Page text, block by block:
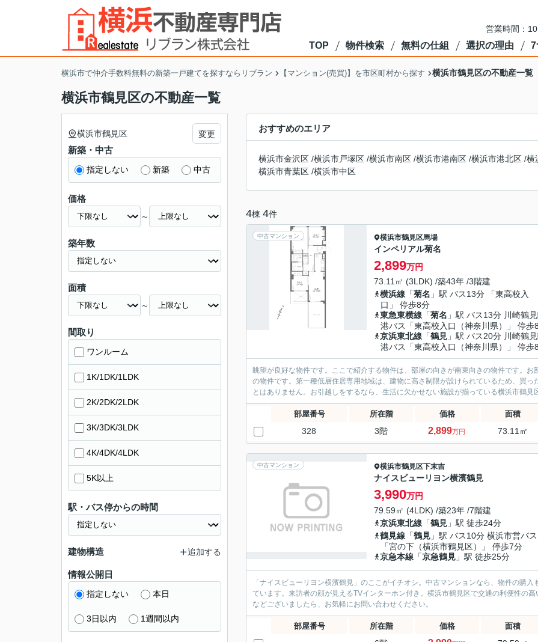
営業時間：
TOP 物件検索 無料の仕組 選択の理由 7
横浜市で仲介手数料無料の新築一戸建てを探すならリブラン 【マンション(売買)】を市区町村から探す 横浜市鶴見区の不動産一覧
横浜市鶴見区の不動産一覧
おすすめのエリア
横浜市金沢区 /横浜市戸塚区 /横浜市南区 /横浜市港南区 /横浜市港北区 /横
横浜市青葉区 /横浜市中区
4棟 4件
中古マンション 横浜市鶴見区馬場
インペリアル菊名
2,899万円
73.11㎡ (3LDK) /築43年 /3階建
横浜線 「菊名 」駅 バス13分 「東高校入
口」 停歩8分
東急東横線 「菊名 」駅 バス13分 川崎鶴
港バス「東高校入口（神奈川県）」 停歩
京浜東北線 「鶴見 」駅 バス20分 川崎鶴
港バス「東高校入口（神奈川県）」 停歩
眺望が良好な物件です。ここで紹介する物件は、部屋の向きが南東向きの物件です。
の物件です。第一種低層住居専用地域は、建物に高さ制限が設けられているため、買
とはありません。お引越しをするなら、生活に欠かせない施設が揃っている横浜市鶴
部屋番号 所在階 価格 面積
328 3階 2,899万円 73.11㎡
中古マンション 横浜市鶴見区下末吉
ナイスビューリヨン横濱鶴見
3,990万円
79.59㎡ (4LDK) /築23年 /7階建
京浜東北線 「鶴見 」駅 徒歩24分
鶴見線 「鶴見 」駅 バス10分 横浜市営バス
「宮の下（横浜市鶴見区）」 停歩7分
京急本線 「京急鶴見 」駅 徒歩25分
「ナイスビューリヨン横濱鶴見」のここがイチオシ。中古マンションなら、物件の購
ています。来訪者の顔が見えるTVインターホン付き。横浜市鶴見区で交通の利便性の
などございましたら、お気軽にお問い合わせください。
部屋番号 所在階 価格 面積
横浜市鶴見区 変更
新築・中古
指定しない 新築 中古
価格
～
築年数
面積
～
間取り
ワンルーム
1K/1DK/1LDK
2K/2DK/2LDK
3K/3DK/3LDK
4K/4DK/4LDK
5K以上
駅・バス停からの時間
建物構造 追加する
情報公開日
指定しない 本日
3日以内 1週間以内